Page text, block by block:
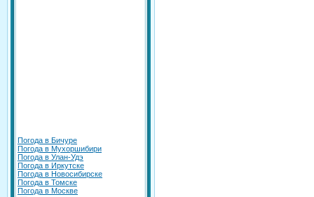
Погода в Бичуре
Погода в Мухоршибири
Погода в Улан-Удэ
Погода в Иркутске
Погода в Новосибирске
Погода в Томске
Погода в Москве